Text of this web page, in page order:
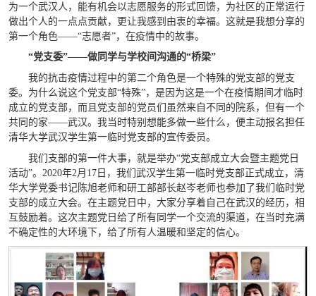
为一个武汉人，能有机会以志愿服务的形式回馈，为社区的正常运行
做出个人的一点点贡献，更让我感到由衷的幸福。这就是我想分享的
第一个角色——“志愿者”，在疫情中的故事。
“党支委”——做同学与学校间沟通的“桥梁”
我的抗击疫情过程中的第二个角色是一个特殊的党支部的党支
委。为什么说这个党支部“特殊”，是因为这是一个在疫情期间才临时
成立的党支部，而且党支部的党员们虽然来自不同的院系，但有一个
共同的家——武汉。我当时特别想能多做一些什么，便主动报名担任
清华大学武汉学生第一临时党支部的宣传委员。
我们支部的第一件大事，就是举办“党支部成立大会暨主题党日
活动”。2020年2月17日，我们武汉学生第一临时党支部正式成立，清
华大学党委书记陈旭老师和研工部部长赵岑老师也参加了我们临时党
支部的成立大会。在主题党日中，大家分享着自己在武汉的经历，相
互鼓励着。这次主题党日给了所有同学一个交流的渠道，在当时充满
不确定性的大环境下，给了所有人温暖和坚定的信心。